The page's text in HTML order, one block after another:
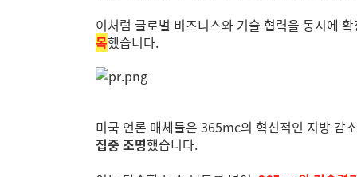
이처럼 글로벌 비즈니스와 기술 협력을 동시에
목했습니다.
미국 언론 매체들은 365mc의 혁신적인 지방 감
집중 조명했습니다.